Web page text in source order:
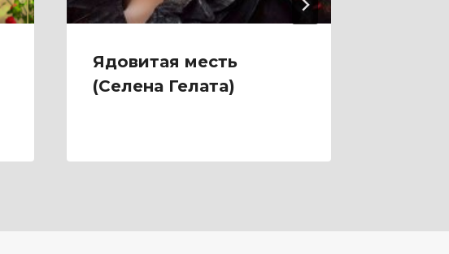
Ядовитая месть
(Селена Гелата)